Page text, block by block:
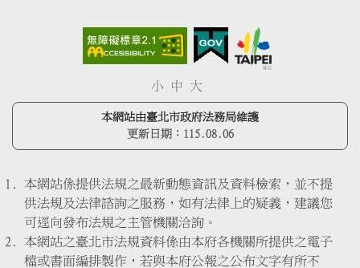
小 中 大
本網站由臺北市政府法務局維護
更新日期： 115.08.06
本網站係提供法規之最新動態資訊及資料檢索，並不提
供法規及法律諮詢之服務，如有法律上的疑義，建議您
可逕向發布法規之主管機關洽詢。
本網站之臺北市法規資料係由本府各機關所提供之電子
檔或書面編排製作，若與本府公報之公布文字有所不